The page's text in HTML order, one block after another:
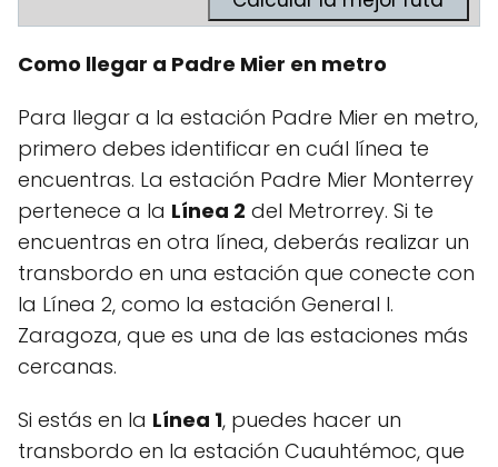
Como llegar a Padre Mier en metro
Para llegar a la estación Padre Mier en metro,
primero debes identificar en cuál línea te
encuentras. La estación Padre Mier Monterrey
pertenece a la Línea 2 del Metrorrey. Si te
encuentras en otra línea, deberás realizar un
transbordo en una estación que conecte con
la Línea 2, como la estación General I.
Zaragoza, que es una de las estaciones más
cercanas.
Si estás en la Línea 1, puedes hacer un
transbordo en la estación Cuauhtémoc, que